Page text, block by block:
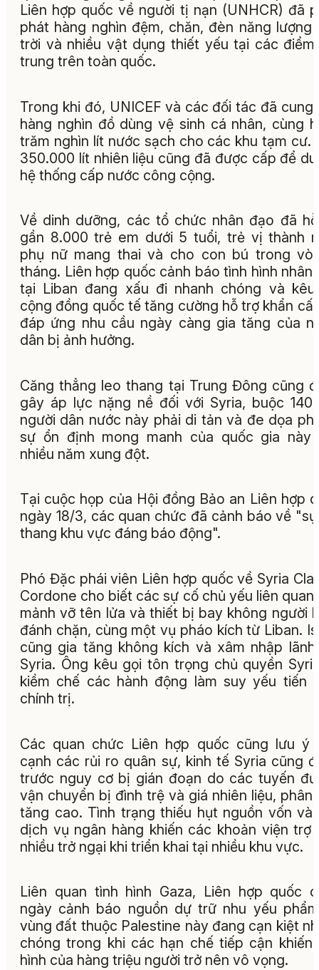
Liên hợp quốc về người tị nạn (UNHCR) đã
phát hàng nghìn đệm, chăn, đèn năng lượng
trời và nhiều vật dụng thiết yếu tại các
trung trên toàn quốc.
Trong khi đó, UNICEF và các đối tác đã cung
hàng nghìn đồ dùng vệ sinh cá nhân, cùng
trăm nghìn lít nước sạch cho các khu tạm cư.
350.000 lít nhiên liệu cũng đã được cấp để
hệ thống cấp nước công cộng.
Về dinh dưỡng, các tổ chức nhân đạo đã
gần 8.000 trẻ em dưới 5 tuổi, trẻ vị thành
phụ nữ mang thai và cho con bú trong
tháng. Liên hợp quốc cảnh báo tình hình nhân
tại Liban đang xấu đi nhanh chóng và
cộng đồng quốc tế tăng cường hỗ trợ khẩn
đáp ứng nhu cầu ngày càng gia tăng của
dân bị ảnh hưởng.
Căng thẳng leo thang tại Trung Đông cũng
gây áp lực nặng nề đối với Syria, buộc
người dân nước này phải di tản và đe dọa
sự ổn định mong manh của quốc gia này
nhiều năm xung đột.
Tại cuộc họp của Hội đồng Bảo an Liên hợp
ngày 18/3, các quan chức đã cảnh báo về
thang khu vực đáng báo động".
Phó Đặc phái viên Liên hợp quốc về Syria
Cordone cho biết các sự cố chủ yếu liên quan
mảnh vỡ tên lửa và thiết bị bay không người
đánh chặn, cùng một vụ pháo kích từ Liban.
cũng gia tăng không kích và xâm nhập
Syria. Ông kêu gọi tôn trọng chủ quyền
kiềm chế các hành động làm suy yếu tiến
chính trị.
Các quan chức Liên hợp quốc cũng lưu ý
cạnh các rủi ro quân sự, kinh tế Syria cũng
trước nguy cơ bị gián đoạn do các tuyến
vận chuyển bị đình trệ và giá nhiên liệu, phân
tăng cao. Tình trạng thiếu hụt nguồn vốn và
dịch vụ ngân hàng khiến các khoản viện trợ
nhiều trở ngại khi triển khai tại nhiều khu vực.
Liên quan tình hình Gaza, Liên hợp quốc
ngày cảnh báo nguồn dự trữ nhu yếu
vùng đất thuộc Palestine này đang cạn kiệt
chóng trong khi các hạn chế tiếp cận khiến
hình của hàng triệu người trở nên vô vọng.